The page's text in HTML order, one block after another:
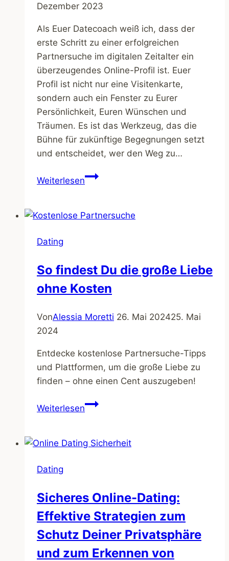
Dezember 2023
Als Euer Datecoach weiß ich, dass der
erste Schritt zu einer erfolgreichen
Partnersuche im digitalen Zeitalter ein
überzeugendes Online-Profil ist. Euer
Profil ist nicht nur eine Visitenkarte,
sondern auch ein Fenster zu Eurer
Persönlichkeit, Euren Wünschen und
Träumen. Es ist das Werkzeug, das die
Bühne für zukünftige Begegnungen setzt
und entscheidet, wer den Weg zu…
WeiterlesenProfil-
Du
Dating-
Profil
und
Dating
So findest Du die große Liebe
ohne Kosten
VonAlessia Moretti 26. Mai 202425. Mai
2024
Entdecke kostenlose Partnersuche-Tipps
und Plattformen, um die große Liebe zu
finden – ohne einen Cent auszugeben!
WeiterlesenSo
die
Kosten
Dating
Sicheres Online-Dating:
Effektive Strategien zum
Schutz Deiner Privatsphäre
und zum Erkennen von